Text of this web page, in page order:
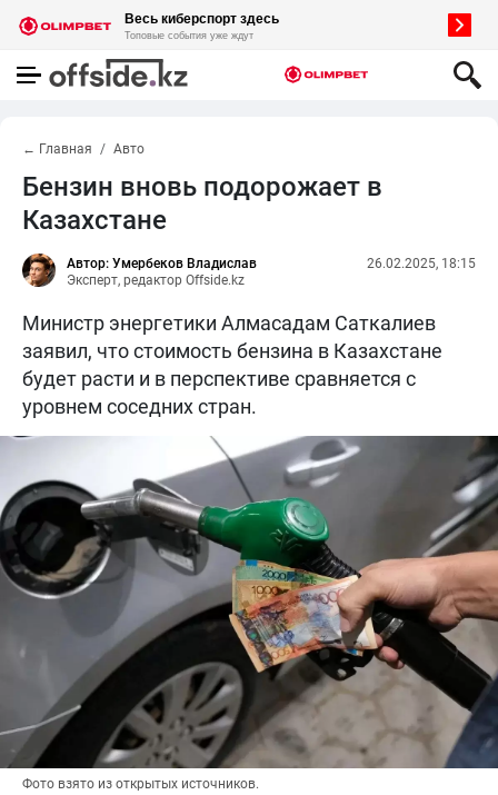
← Главная Авто
Бензин вновь подорожает в
Казахстане
Автор: Умербеков Владислав
Эксперт, редактор Offside.kz
26.02.2025, 18:15
Министр энергетики Алмасадам Саткалиев
заявил, что стоимость бензина в Казахстане
будет расти и в перспективе сравняется с
уровнем соседних стран.
Фото взято из открытых источников.